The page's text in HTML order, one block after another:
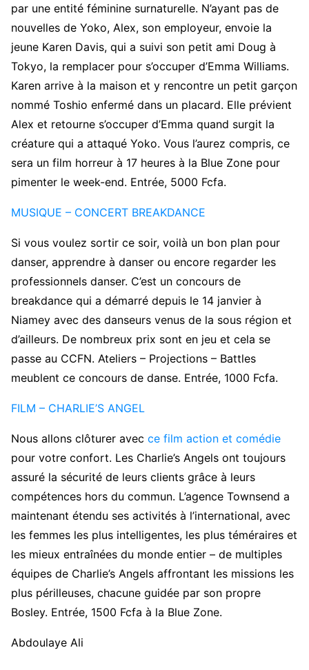
par une entité féminine surnaturelle. N’ayant pas de
nouvelles de Yoko, Alex, son employeur, envoie la
jeune Karen Davis, qui a suivi son petit ami Doug à
Tokyo, la remplacer pour s’occuper d’Emma Williams.
Karen arrive à la maison et y rencontre un petit garçon
nommé Toshio enfermé dans un placard. Elle prévient
Alex et retourne s’occuper d’Emma quand surgit la
créature qui a attaqué Yoko. Vous l’aurez compris, ce
sera un film horreur à 17 heures à la Blue Zone pour
pimenter le week-end. Entrée, 5000 Fcfa.
MUSIQUE – CONCERT BREAKDANCE
Si vous voulez sortir ce soir, voilà un bon plan pour
danser, apprendre à danser ou encore regarder les
professionnels danser. C’est un concours de
breakdance qui a démarré depuis le 14 janvier à
Niamey avec des danseurs venus de la sous région et
d’ailleurs. De nombreux prix sont en jeu et cela se
passe au CCFN. Ateliers – Projections – Battles
meublent ce concours de danse. Entrée, 1000 Fcfa.
FILM – CHARLIE’S ANGEL
Nous allons clôturer avec ce film action et comédie
pour votre confort. Les Charlie’s Angels ont toujours
assuré la sécurité de leurs clients grâce à leurs
compétences hors du commun. L’agence Townsend a
maintenant étendu ses activités à l’international, avec
les femmes les plus intelligentes, les plus téméraires et
les mieux entraînées du monde entier – de multiples
équipes de Charlie’s Angels affrontant les missions les
plus périlleuses, chacune guidée par son propre
Bosley. Entrée, 1500 Fcfa à la Blue Zone.
Abdoulaye Ali